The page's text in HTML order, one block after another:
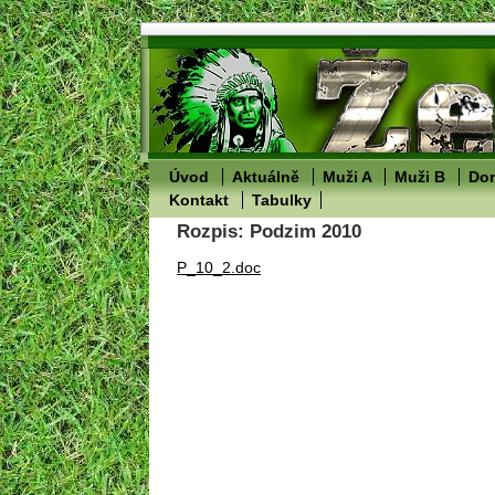
Úvod Aktuálně Muži A Muži B
Kontakt
Tabulky
Rozpis: Podzim 2010
P_10_2.doc